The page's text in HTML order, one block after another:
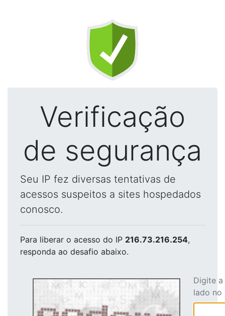
Verificação
de segurança
Seu IP fez diversas tentativas de
acessos suspeitos a sites hospedados
conosco.
Para liberar o acesso do IP 216.73.216.254,
responda ao desafio abaixo.
Digite
lado no